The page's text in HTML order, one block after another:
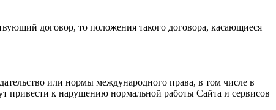
договор, то положения такого договора, касающиеся
или нормы международного права, в том числе в
привести к нарушению нормальной работы Сайта и сервисов